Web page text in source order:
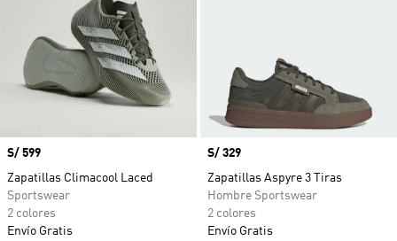
Precio
S/ 599
Zapatillas Climacool Laced
Sportswear
2 colores
Envío Gratis
Precio
S/ 329
Zapatillas Aspyre 3 Tiras
Hombre Sportswear
2 colores
Envío Gratis